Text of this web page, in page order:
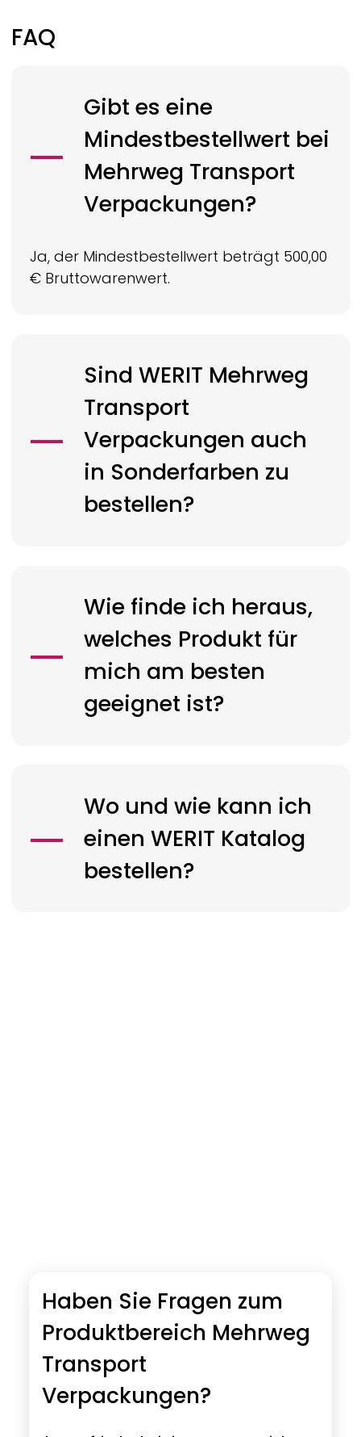
FAQ
Gibt es eine
Mindestbestellwert bei
Mehrweg Transport
Verpackungen?
Ja, der Mindestbestellwert beträgt 500,00
€ Bruttowarenwert.
Sind WERIT Mehrweg
Transport
Verpackungen auch
in Sonderfarben zu
bestellen?
Wie finde ich heraus,
welches Produkt für
mich am besten
geeignet ist?
Wo und wie kann ich
einen WERIT Katalog
bestellen?
Haben Sie Fragen zum
Produktbereich Mehrweg
Transport
Verpackungen?